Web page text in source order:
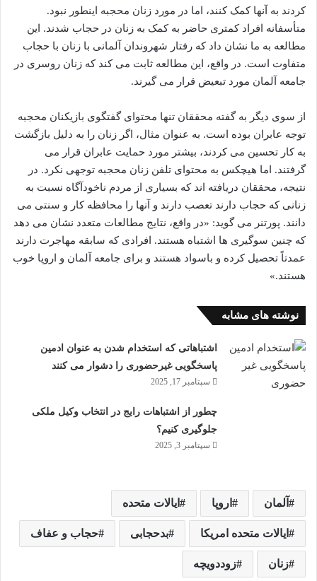
کردند به آنها کمک کنند، اما در مورد زنان محجبه اینطور نبود.
متأسفانه افراد کمتری حاضر به کمک به زنان در حجاب شدند. این
مطالعه به ما نشان داد که رفتار شهروندان آلمانی با زنان با حجاب
متفاوت است. در واقع، این مطالعه ثابت می کند که زنان روسری در
جامعه آلمان مورد تبعیض قرار می گیرند.
از سوی دیگر به گفته محققان تنها محتوای گفتگوی بازیکنان محجبه
توجه عابران بوده است. به عنوان مثال، اگر زنان را به دلیل بازگشت
به کار تحسین می کردند، بیشتر مورد حمایت عابران قرار می
گرفتند. اما هیچکس به محتوای تلفن زنان محجبه توجهی نکرد. در
نتیجه، محققان دریافته اند که بسیاری از مردم ناخودآگاه نسبت به
زنانی که حجاب دارند تعصب دارند و آنها را محافظه کار و سنتی می
دانند. پورتنر می گوید: «در واقع، نتایج مطالعات متعدد نشان می دهد
که چنین سوگیری ها اشتباه هستند. افرادی که سابقه مهاجرت دارند
عمدتاً تحصیل کرده و باسواد هستند و برای جامعه آلمان و اروپا خوب
هستند.»
نوشته های مشابه
اشتباهاتی که استخدام شدن به عنوان ادمین
پاسخگویی غیرحضوری را دشوار می کنند
سپتامبر 17, 2025
چطور از اشتباهات رایج در انتخاب وکیل ملکی
جلوگیری کنیم؟
سپتامبر 3, 2025
آلمان اروپا ایالات متحده
ایالات متحده امریکا بدحجابی حجاب و عفاف
زنان زوددویچه